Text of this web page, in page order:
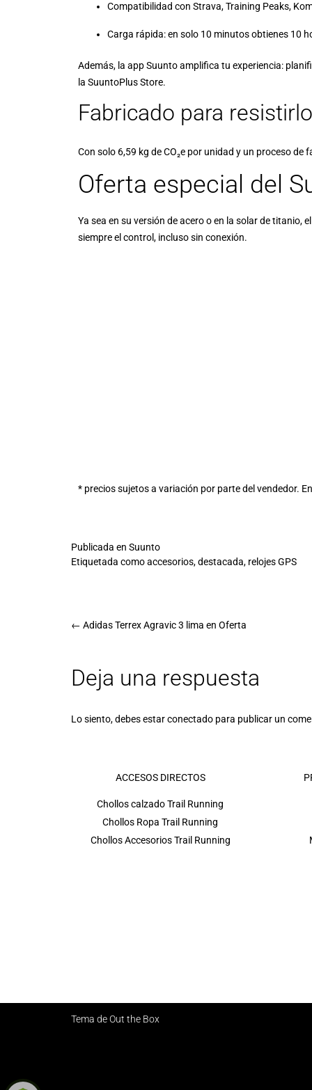
Compatibilidad con Strava, Training Peaks,
Carga rápida: en solo 10 minutos obtienes 10
Además, la app Suunto amplifica tu experiencia:
la SuuntoPlus Store.
Fabricado para
Con solo 6,59 kg de CO₂e por unidad y un proceso
Oferta especial del
Ya sea en su versión de acero o en la solar de
siempre el control, incluso sin conexión.
* precios sujetos a variación por parte del vendedor.
Publicada en Suunto
Etiquetada comoaccesorios,destacada, relojes GPS
← Adidas Terrex Agravic 3 lima en Oferta
Deja una respuesta
Lo siento, debes estarconectado para publicar un
ACCESOS DIRECTOS
Chollos calzado Trail Running
Chollos Ropa Trail Running
Chollos Accesorios Trail Running
Tema deOut the Box